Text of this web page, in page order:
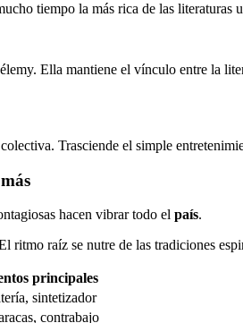
tiempo la más rica de las literaturas
Ella mantiene el vínculo entre la
Trasciende el simple
hacen vibrar todo el país.
ritmo raíz se nutre de las tradiciones
principales
sintetizador
contrabajo